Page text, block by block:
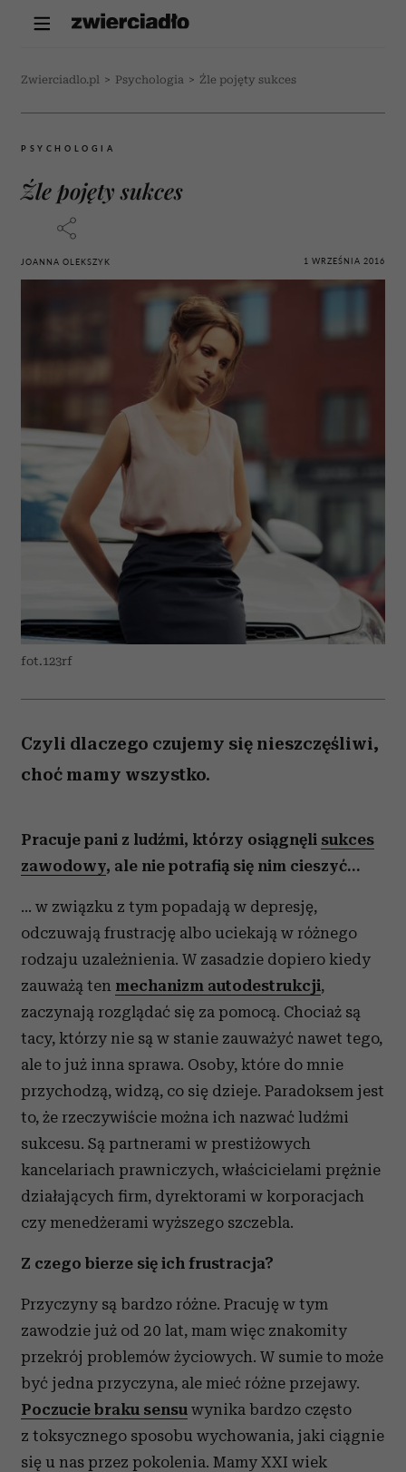
Zwierciadlo.pl > Psychologia > Źle pojęty sukces
PSYCHOLOGIA
Źle pojęty sukces
JOANNA OLEKSZYK 1 WRZEŚNIA 2016
fot.123rf
Czyli dlaczego czujemy się nieszczęśliwi,
choć mamy wszystko.
Pracuje pani z ludźmi, którzy osiągnęli sukces
zawodowy, ale nie potrafią się nim cieszyć…
… w związku z tym popadają w depresję,
odczuwają frustrację albo uciekają w różnego
rodzaju uzależnienia. W zasadzie dopiero kiedy
zauważą ten mechanizm autodestrukcji,
zaczynają rozglądać się za pomocą. Chociaż są
tacy, którzy nie są w stanie zauważyć nawet tego,
ale to już inna sprawa. Osoby, które do mnie
przychodzą, widzą, co się dzieje. Paradoksem jest
to, że rzeczywiście można ich nazwać ludźmi
sukcesu. Są partnerami w prestiżowych
kancelariach prawniczych, właścicielami prężnie
działających firm, dyrektorami w korporacjach
czy menedżerami wyższego szczebla.
Z czego bierze się ich frustracja?
Przyczyny są bardzo różne. Pracuję w tym
zawodzie już od 20 lat, mam więc znakomity
przekrój problemów życiowych. W sumie to może
być jedna przyczyna, ale mieć różne przejawy.
Poczucie braku sensu wynika bardzo często
z toksycznego sposobu wychowania, jaki ciągnie
się u nas przez pokolenia. Mamy XXI wiek